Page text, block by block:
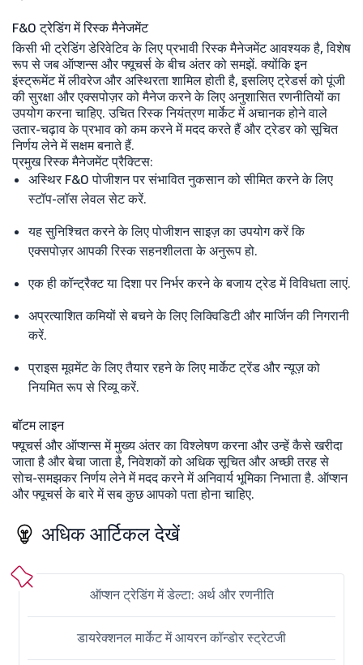
F&O ट्रेडिंग में रिस्क मैनेजमेंट
किसी भी ट्रेडिंग डेरिवेटिव के लिए प्रभावी रिस्क मैनेजमेंट आवश्यक है, विशेष
रूप से जब ऑप्शन्स और फ्यूचर्स के बीच अंतर को समझें. क्योंकि इन
इंस्ट्रूमेंट में लीवरेज और अस्थिरता शामिल होती है, इसलिए ट्रेडर्स को पूंजी
की सुरक्षा और एक्सपोज़र को मैनेज करने के लिए अनुशासित रणनीतियों का
उपयोग करना चाहिए. उचित रिस्क नियंत्रण मार्केट में अचानक होने वाले
उतार-चढ़ाव के प्रभाव को कम करने में मदद करते हैं और ट्रेडर को सूचित
निर्णय लेने में सक्षम बनाते हैं.
प्रमुख रिस्क मैनेजमेंट प्रैक्टिस:
अस्थिर F&O पोजीशन पर संभावित नुकसान को सीमित करने के लिए
स्टॉप-लॉस लेवल सेट करें.
यह सुनिश्चित करने के लिए पोजीशन साइज़ का उपयोग करें कि
एक्सपोज़र आपकी रिस्क सहनशीलता के अनुरूप हो.
एक ही कॉन्ट्रैक्ट या दिशा पर निर्भर करने के बजाय ट्रेड में विविधता लाएं.
अप्रत्याशित कमियों से बचने के लिए लिक्विडिटी और मार्जिन की निगरानी
करें.
प्राइस मूवमेंट के लिए तैयार रहने के लिए मार्केट ट्रेंड और न्यूज़ को
नियमित रूप से रिव्यू करें.
बॉटम लाइन
फ्यूचर्स और ऑप्शन्स में मुख्य अंतर का विश्लेषण करना और उन्हें कैसे खरीदा
जाता है और बेचा जाता है, निवेशकों को अधिक सूचित और अच्छी तरह से
सोच-समझकर निर्णय लेने में मदद करने में अनिवार्य भूमिका निभाता है. ऑप्शन
और फ्यूचर्स के बारे में सब कुछ आपको पता होना चाहिए.
अधिक आर्टिकल देखें
ऑप्शन ट्रेडिंग में डेल्टा: अर्थ और रणनीति
डायरेक्शनल मार्केट में आयरन कॉन्डोर स्ट्रेटजी